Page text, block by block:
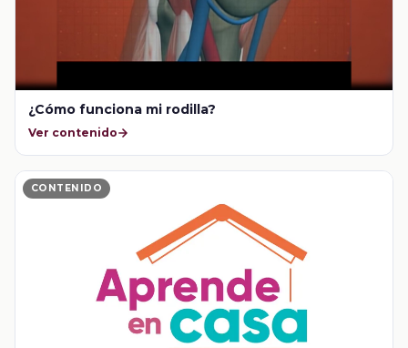
¿Cómo funciona mi rodilla?
Ver contenido
CONTENIDO